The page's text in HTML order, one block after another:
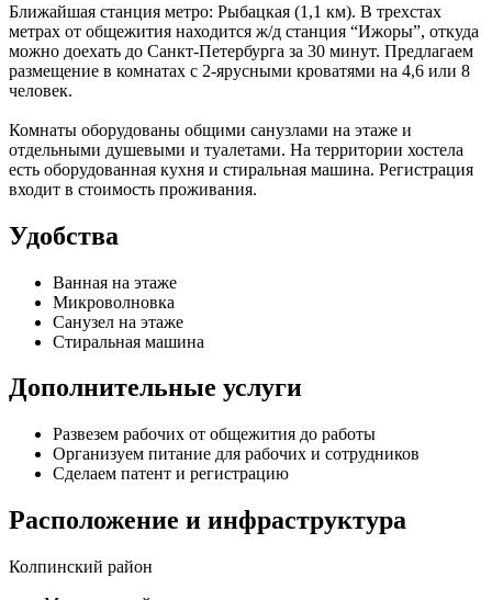
Ближайшая станция метро: Рыбацкая (1,1 км). В трехстах
метрах от общежития находится ж/д станция “Ижоры”, откуда
можно доехать до Санкт-Петербурга за 30 минут. Предлагаем
размещение в комнатах с 2-ярусными кроватями на 4,6 или 8
человек.
Комнаты оборудованы общими санузлами на этаже и
отдельными душевыми и туалетами. На территории хостела
есть оборудованная кухня и стиральная машина. Регистрация
входит в стоимость проживания.
Удобства
Ванная на этаже
Микроволновка
Санузел на этаже
Стиральная машина
Дополнительные услуги
Развезем рабочих от общежития до работы
Организуем питание для рабочих и сотрудников
Сделаем патент и регистрацию
Расположение и инфраструктура
Колпинский район